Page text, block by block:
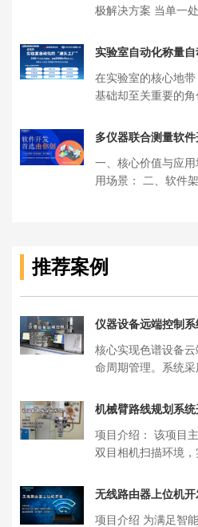
极解决方案 当单一
实验室自动化称量
在实验室的核心地
基础却至关重要的角
多仪器联合测量软件
一、核心价值与应
用场景： 二、软件
推荐案例
仪器设备远端控制系
核心实现色谱设备
命周期管理。系统采
机械臂路线规划系统
项目介绍： 该项目
双目相机扫描环境，
无线路由器上位机开
项目介绍 为满足智